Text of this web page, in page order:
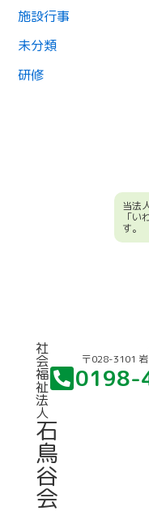
施設行事
未分類
研修
当法
「い
す。
社
会
福
祉
法
人
石
鳥
谷
会
〒028-3101
0198-